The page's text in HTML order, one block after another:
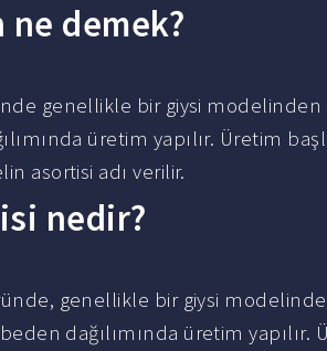
demek?
genellikle bir giysi
üretim yapılır. Üretim
asortisi adı verilir.
nedir?
genellikle bir giysi
dağılımında üretim